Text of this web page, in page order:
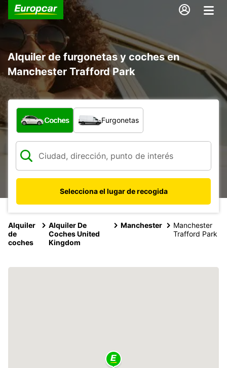
Alquiler de furgonetas y coches en
Manchester Trafford Park
¿Qué tipo de vehículo?
Coches Furgonetas
Selecciona el lugar de recogida
Alquiler
de
coches
Alquiler De
Coches United
Kingdom
Manchester
Manchester
Trafford Park